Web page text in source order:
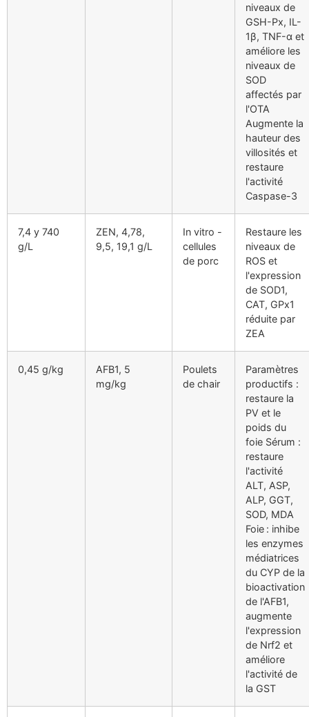
niveaux de
GSH-Px, IL-
1β, TNF-α et
améliore les
niveaux de
SOD
affectés par
l'OTA
Augmente la
hauteur des
villosités et
restaure
l'activité
Caspase-3
7,4 y 740
g/L
ZEN, 4,78,
9,5, 19,1 g/L
In vitro -
cellules
de porc
Restaure les
niveaux de
ROS et
l'expression
de SOD1,
CAT, GPx1
réduite par
ZEA
0,45 g/kg
AFB1, 5
mg/kg
Poulets
de chair
Paramètres
productifs :
restaure la
PV et le
poids du
foie Sérum :
restaure
l'activité
ALT, ASP,
ALP, GGT,
SOD, MDA
Foie : inhibe
les enzymes
médiatrices
du CYP de la
bioactivation
de l'AFB1,
augmente
l'expression
de Nrf2 et
améliore
l'activité de
la GST